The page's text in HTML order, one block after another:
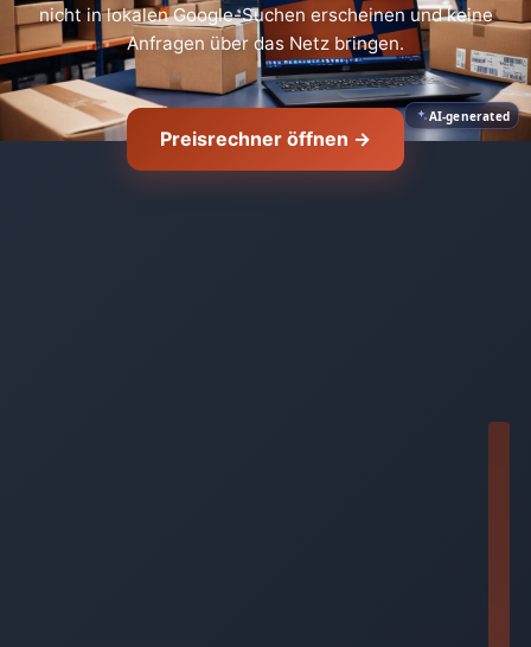
AI-generated
nicht in lokalen Google-Suchen erscheinen und keine
Anfragen über das Netz bringen.
Preisrechner öffnen →